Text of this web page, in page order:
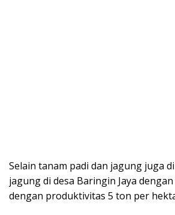
Selain tanam padi dan jagung juga
jagung di desa Baringin Jaya
dengan produktivitas 5 ton per